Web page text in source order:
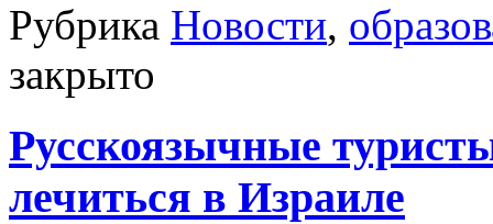
Рубрика Новости,
закрыто
Русскоязычные
лечиться в Израиле